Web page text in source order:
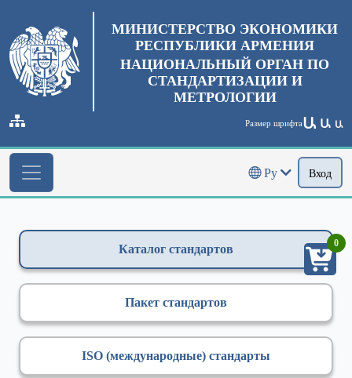
МИНИСТЕРСТВО ЭКОНОМИКИ
РЕСПУБЛИКИ АРМЕНИЯ
НАЦИОНАЛЬНЫЙ ОРГАН ПО
СТАНДАРТИЗАЦИИ И
МЕТРОЛОГИИ
Размер шрифтаԱ Ա Ա
Ру Вход
Каталог стандартов
Пакет стандартов
ISO (международные) стандарты
0